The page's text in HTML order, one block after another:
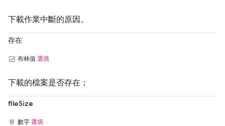
下載作業中斷的原因。
存在
布林值 選填
下載的檔案是否存在；
fileSize
數字 選填